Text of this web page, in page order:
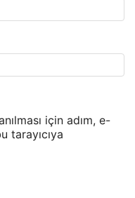
için adım, e-
tarayıcıya